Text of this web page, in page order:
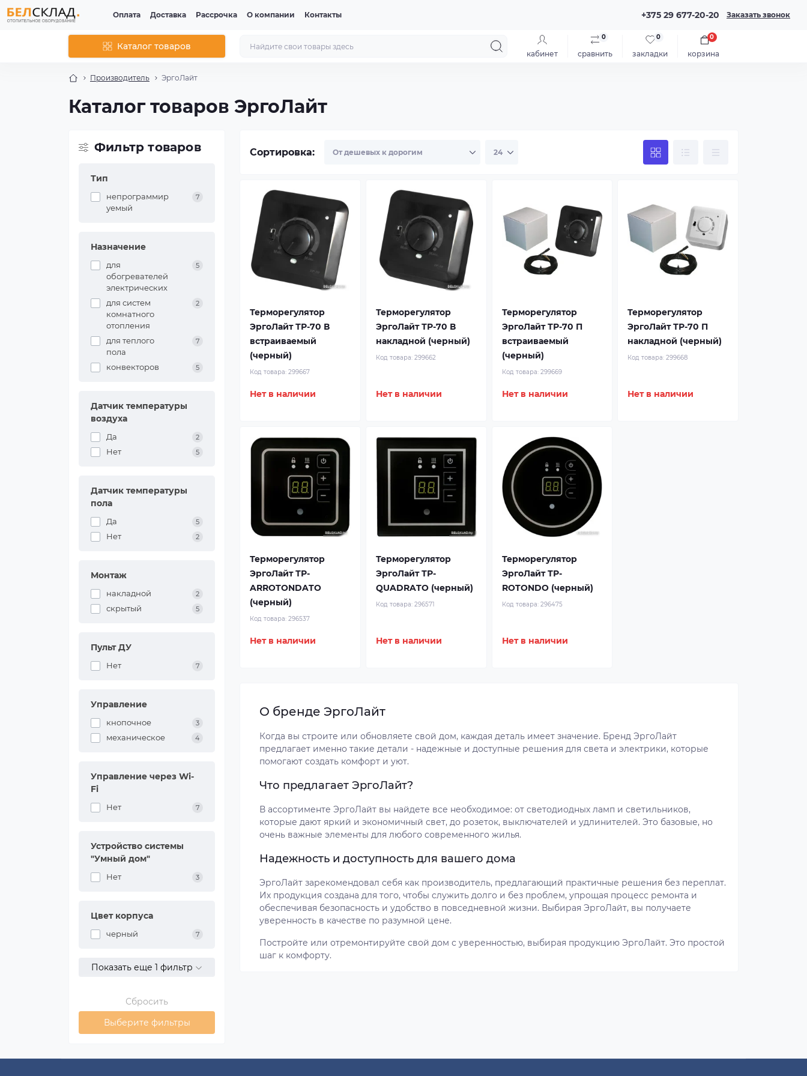
Оплата Доставка Рассрочка О компании Контакты +375 29 677-20-20 Заказать звонок
Каталог товаров
кабинет сравнить
0
закладки
0
корзина
0
Производитель ЭргоЛайт
Каталог товаров ЭргоЛайт
Фильтр товаров
Тип
непрограммир
уемый
7
Назначение
для
обогревателей
электрических
5
для систем
комнатного
отопления
2
для теплого
пола
7
конвекторов 5
Датчик температуры
воздуха
Да 2
Нет 5
Датчик температуры
пола
Да 5
Нет 2
Монтаж
накладной 2
скрытый 5
Пульт ДУ
Нет 7
Управление
кнопочное 3
механическое 4
Управление через Wi-
Fi
Нет 7
Устройство системы
"Умный дом"
Нет 3
Цвет корпуса
черный 7
Показать еще 1 фильтр
Сбросить
Выберите фильтры
Сортировка:
Терморегулятор
ЭргоЛайт ТР-70 В
встраиваемый
(черный)
Код товара: 299667
Нет в наличии
Терморегулятор
ЭргоЛайт ТР-70 В
накладной (черный)
Код товара: 299662
Нет в наличии
Терморегулятор
ЭргоЛайт ТР-70 П
встраиваемый
(черный)
Код товара: 299669
Нет в наличии
Терморегулятор
ЭргоЛайт ТР-70 П
накладной (черный)
Код товара:299668
Нет в наличии
Терморегулятор
ЭргоЛайт ТР-
ARROTONDATO
(черный)
Код товара: 296537
Нет в наличии
Терморегулятор
ЭргоЛайт ТР-
QUADRATO (черный)
Код товара: 296571
Нет в наличии
Терморегулятор
ЭргоЛайт ТР-
ROTONDO (черный)
Код товара: 296475
Нет в наличии
О бренде ЭргоЛайт
Когда вы строите или обновляете свой дом, каждая деталь имеет значение. Бренд ЭргоЛайт
предлагает именно такие детали - надежные и доступные решения для света и электрики, которые
помогают создать комфорт и уют.
Что предлагает ЭргоЛайт?
В ассортименте ЭргоЛайт вы найдете все необходимое: от светодиодных ламп и светильников,
которые дают яркий и экономичный свет, до розеток, выключателей и удлинителей. Это базовые, но
очень важные элементы для любого современного жилья.
Надежность и доступность для вашего дома
ЭргоЛайт зарекомендовал себя как производитель, предлагающий практичные решения без переплат.
Их продукция создана для того, чтобы служить долго и без проблем, упрощая процесс ремонта и
обеспечивая безопасность и удобство в повседневной жизни. Выбирая ЭргоЛайт, вы получаете
уверенность в качестве по разумной цене.
Постройте или отремонтируйте свой дом с уверенностью, выбирая продукцию ЭргоЛайт. Это простой
шаг к комфорту.